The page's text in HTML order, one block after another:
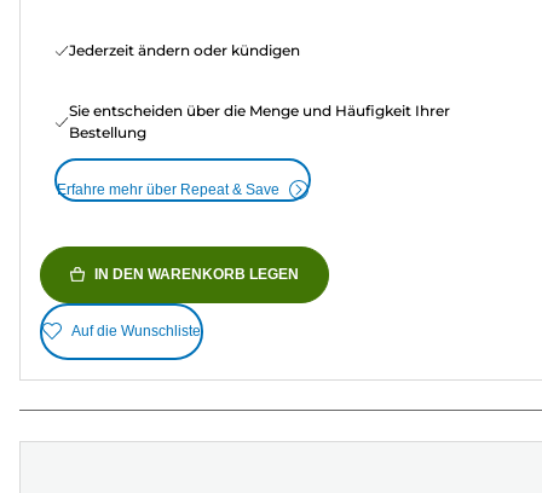
Jederzeit ändern oder kündigen
Sie entscheiden über die Menge und Häufigkeit Ihrer
Bestellung
Erfahre mehr über Repeat & Save
IN DEN WARENKORB LEGEN
Auf die Wunschliste